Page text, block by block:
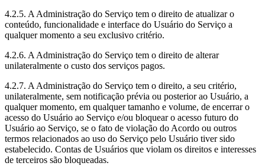
4.2.5. A Administração do Serviço tem o direito de atualizar o
conteúdo, funcionalidade e interface do Usuário do Serviço a
qualquer momento a seu exclusivo critério.
4.2.6. A Administração do Serviço tem o direito de alterar
unilateralmente o custo dos serviços pagos.
4.2.7. A Administração do Serviço tem o direito, a seu critério,
unilateralmente, sem notificação prévia ou posterior ao Usuário, a
qualquer momento, em qualquer tamanho e volume, de encerrar o
acesso do Usuário ao Serviço e/ou bloquear o acesso futuro do
Usuário ao Serviço, se o fato de violação do Acordo ou outros
termos relacionados ao uso do Serviço pelo Usuário tiver sido
estabelecido. Contas de Usuários que violam os direitos e interesses
de terceiros são bloqueadas.